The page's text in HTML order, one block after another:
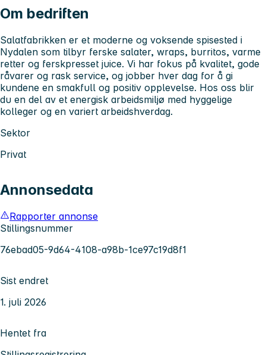
Om bedriften
Salatfabrikken er et moderne og voksende spisested i
Nydalen som tilbyr ferske salater, wraps, burritos, varme
retter og ferskpresset juice. Vi har fokus på kvalitet, gode
råvarer og rask service, og jobber hver dag for å gi
kundene en smakfull og positiv opplevelse. Hos oss blir
du en del av et energisk arbeidsmiljø med hyggelige
kolleger og en variert arbeidshverdag.
Sektor
Privat
Annonsedata
Rapporter annonse
Stillingsnummer
76ebad05-9d64-4108-a98b-1ce97c19d8f1
Sist endret
1. juli 2026
Hentet fra